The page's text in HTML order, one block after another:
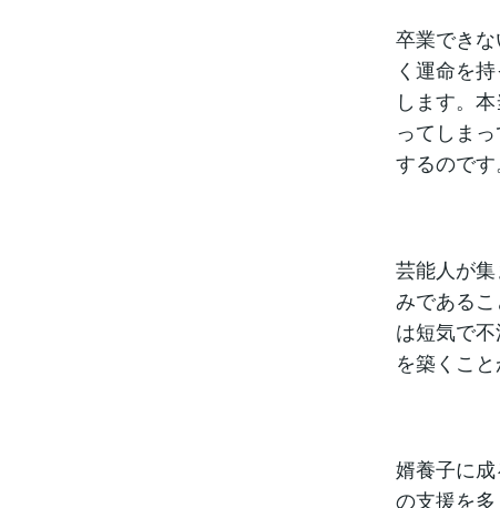
卒業でき
く運命を
します。
ってしま
するのです
芸能人が
みである
は短気で
を築くこと
婿養子に
の支援を多